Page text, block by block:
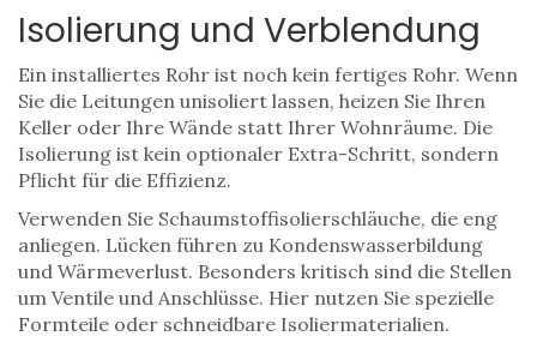
Isolierung und Verblendung
Ein installiertes Rohr ist noch kein fertiges Rohr. Wenn
Sie die Leitungen unisoliert lassen, heizen Sie Ihren
Keller oder Ihre Wände statt Ihrer Wohnräume. Die
Isolierung ist kein optionaler Extra-Schritt, sondern
Pflicht für die Effizienz.
Verwenden Sie Schaumstoffisolierschläuche, die eng
anliegen. Lücken führen zu Kondenswasserbildung
und Wärmeverlust. Besonders kritisch sind die Stellen
um Ventile und Anschlüsse. Hier nutzen Sie spezielle
Formteile oder schneidbare Isoliermaterialien.